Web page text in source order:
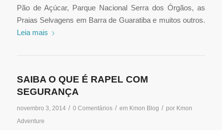
Pão de Açúcar, Parque Nacional Serra dos Órgãos, as
Praias Selvagens em Barra de Guaratiba e muitos outros.
Leia mais
SAIBA O QUE É RAPEL COM
SEGURANÇA
novembro 3, 2014 / 0 Comentários / em Kmon Blog / por Kmon
Adventure